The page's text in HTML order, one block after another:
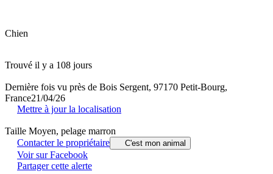
Chien
Trouvé il y a 108 jours
Dernière fois vu près de Bois Sergent, 97170 Petit-Bourg,
France21/04/26
Mettre à jour la localisation
Taille Moyen, pelage marron
Contacter le propriétaire
C'est mon animal
Voir sur Facebook
Partager cette alerte